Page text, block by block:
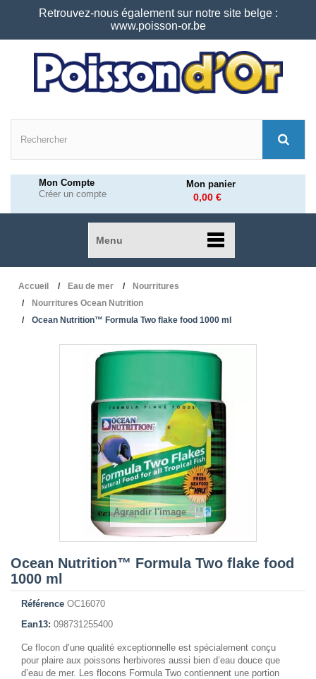
Retrouvez-nous également sur notre site belge :
www.poisson-or.be
Mon Compte
Créer un compte
Mon panier
0,00 €
Menu
Accueil Eau de mer
Nourritures
Nourritures Ocean Nutrition
Ocean Nutrition™ Formula Two flake food 1000 ml
Agrandir l'image
Ocean Nutrition™ Formula Two flake food
1000 ml
Référence OC16070
Ean13: 098731255400
Ce flocon d’une qualité exceptionnelle est spécialement conçu
pour plaire aux poissons herbivores aussi bien d’eau douce que
d’eau de mer. Les flocons Formula Two contiennent une portion